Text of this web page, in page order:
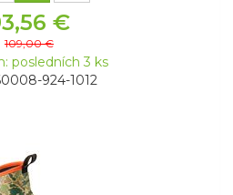
€
109,00 €
posledních 3 ks
924-1012